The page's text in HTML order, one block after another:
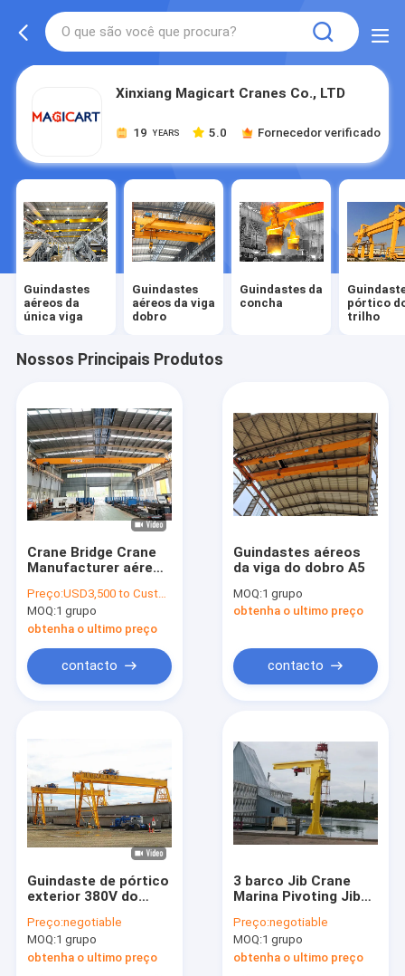
Xinxiang Magicart Cranes Co., LTD
19 YEARS 5.0 Fornecedor verificado
Guindastes
aéreos da
única viga
Guindastes
aéreos da viga
dobro
Guindastes da
concha
pórtico
trilho
Nossos Principais Produtos
Crane Bridge Crane
Manufacturer aéreo
10t, 15t a de 800
toneladas
Preço:USD3,500 to Customized price (Negotiable)
MOQ:1 grupo
obtenha o ultimo preço
contacto
Guindastes aéreos
da viga do dobro A5
MOQ:1 grupo
obtenha o ultimo preço
contacto
Guindaste de pórtico
exterior 380V do
feixe do dobro A5
50Hz 3Ph
Preço:negotiable
MOQ:1 grupo
obtenha o ultimo preço
3 barco Jib Crane
Marina Pivoting Jib
50hz 10t
Preço:negotiable
MOQ:1 grupo
obtenha o ultimo preço